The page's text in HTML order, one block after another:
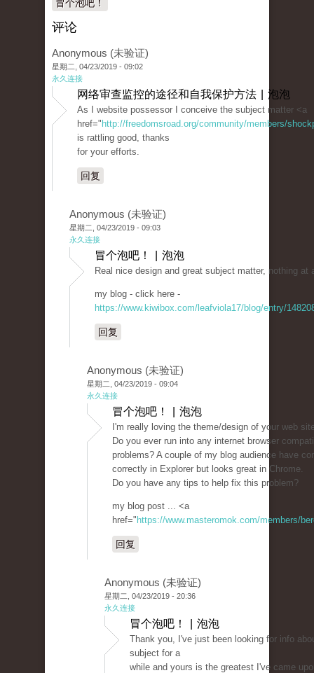
冒个泡吧！
评论
Anonymous (未验证)
星期二, 04/23/2019 - 09:02
永久连接
网络审查监控的途径和自我保护方法 | 泡泡
As I website possessor I conceive the subject matter <a
href=" http://freedomsroad.org/community/members/
is rattling good, thanks
for your efforts.
回复
Anonymous (未验证)
星期二, 04/23/2019 - 09:03
永久连接
冒个泡吧！ | 泡泡
Real nice design and great subject matter, nothing at
my blog - click here -
https://www.kiwibox.com/leafviola17/blog/entry/
回复
Anonymous (未验证)
星期二, 04/23/2019 - 09:04
永久连接
冒个泡吧！ | 泡泡
I'm really loving the theme/design of your web
Do you ever run into any internet browser
problems? A couple of my blog audience have
correctly in Explorer but looks great in Chrome.
Do you have any tips to help fix this problem?
my blog post ... <a
href=" https://www.masteromok.com/members/
回复
Anonymous (未验证)
星期二, 04/23/2019 - 20:36
永久连接
冒个泡吧！ | 泡泡
Thank you, I've just been looking for info
subject for a
while and yours is the greatest I've came